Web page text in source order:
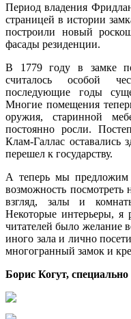
Период владения
страницей в истории
построили новый
фасады резиденции.
В 1779 году в замке
считалось особой
последующие годы
Многие помещения
оружия, старинной
постоянно росли.
Клам-Галлас оставались
перешел к государству.
А теперь мы предложим
возможность
взгляд, залы и
Некоторые интерьеры, я
читателей было желание
иного зала и лично
многогранный замок и
Борис Когут,